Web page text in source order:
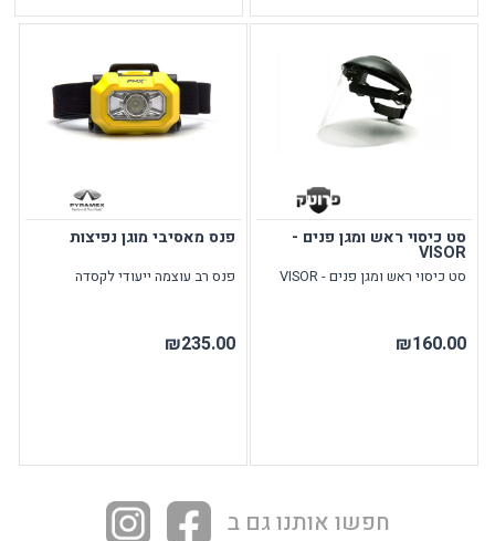
סט כיסוי ראש ומגן פנים -
VISOR
סט כיסוי ראש ומגן פנים - VISOR
₪160.00
פנס מאסיבי מוגן נפיצות
פנס רב עוצמה ייעודי לקסדה
₪235.00
חפשו אותנו גם ב